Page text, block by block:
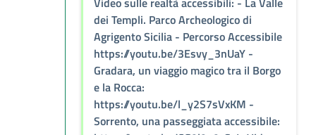
dei Templi. Parco Archeologico di
Agrigento Sicilia - Percorso Accessibile
https://youtu.be/3Esvy_3nUaY -
Gradara, un viaggio magico tra il Borgo
e la Rocca:
https://youtu.be/l_y2S7sVxKM -
Sorrento, una passeggiata accessibile: